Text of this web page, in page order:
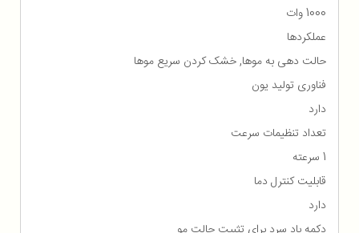
1000 وات
عملکردها
حالت دهی به موها, خشک کردن سریع موها
فناوری تولید یون
دارد
تعداد تنظیمات سرعت
1 سرعته
قابلیت کنترل دما
دارد